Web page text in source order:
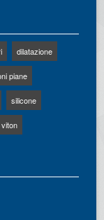
dilatazione
piane
silicone
viton